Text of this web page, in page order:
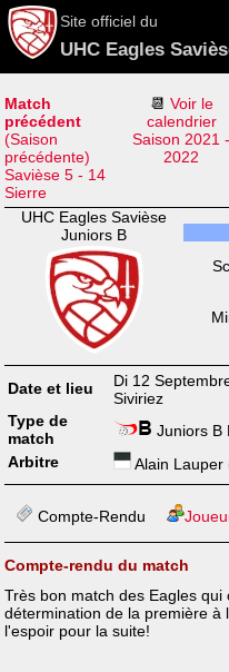
Site officiel du
UHC Eagles
Match
précédent
(Saison
précédente)
Savièse 5 - 14
Sierre
📆 Voir le
calendrier
Saison 2021 -
2022
UHC Eagles Savièse
Juniors B
Date et lieu Di 12
Siviriez
Type de
match
Juniors B
Arbitre
Alain Lauper
Compte-Rendu
Compte-rendu du match
Très bon match des Eagles
détermination de la première à
l'espoir pour la suite!